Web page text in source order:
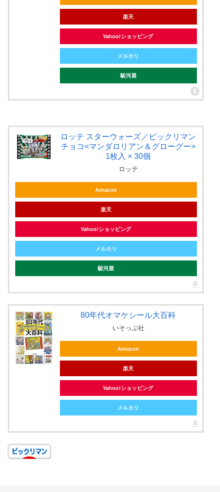
楽天
Yahoo!ショッピング
メルカリ
駿河屋
ロッテ スターウォーズ／ビックリマン
チョコ<マンダロリアン＆グローグー>
1枚入 × 30個
ロッテ
Amazon
楽天
Yahoo!ショッピング
メルカリ
駿河屋
80年代オマケシール大百科
いそっぷ社
Amazon
楽天
Yahoo!ショッピング
メルカリ